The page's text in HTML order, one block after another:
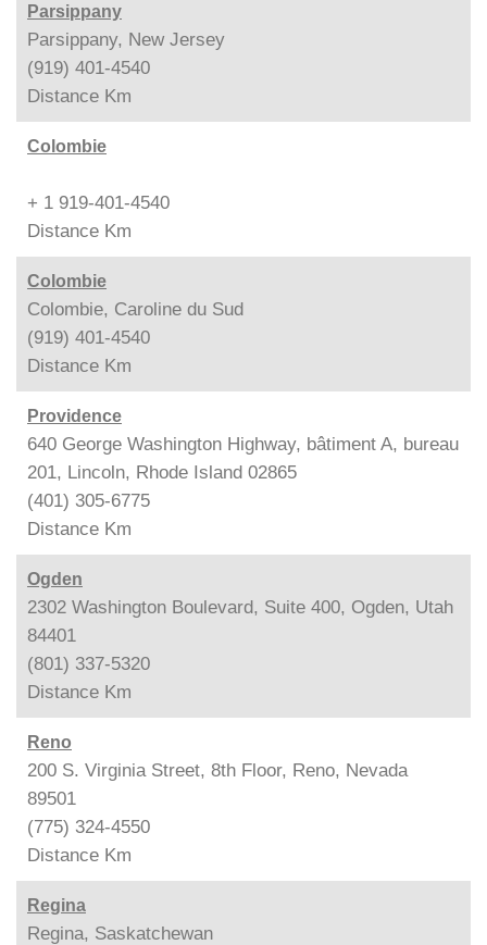
Parsippany
Parsippany, New Jersey
(919) 401-4540
Distance Km
Colombie
+ 1 919-401-4540
Distance Km
Colombie
Colombie, Caroline du Sud
(919) 401-4540
Distance Km
Providence
640 George Washington Highway, bâtiment A, bureau
201, Lincoln, Rhode Island 02865
(401) 305-6775
Distance Km
Ogden
2302 Washington Boulevard, Suite 400, Ogden, Utah
84401
(801) 337-5320
Distance Km
Reno
200 S. Virginia Street, 8th Floor, Reno, Nevada
89501
(775) 324-4550
Distance Km
Regina
Regina, Saskatchewan